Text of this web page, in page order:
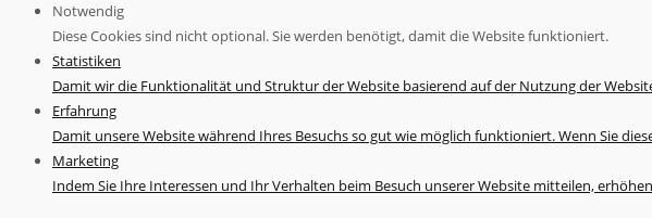
Notwendig
Diese Cookies sind nicht optional. Sie werden benötigt, damit die Website funktioniert.
Statistiken
Damit wir die Funktionalität und Struktur der Website basierend auf der Nutzung der
Erfahrung
Damit unsere Website während Ihres Besuchs so gut wie möglich funktioniert. Wenn Sie
Marketing
Indem Sie Ihre Interessen und Ihr Verhalten beim Besuch unserer Website mitteilen,